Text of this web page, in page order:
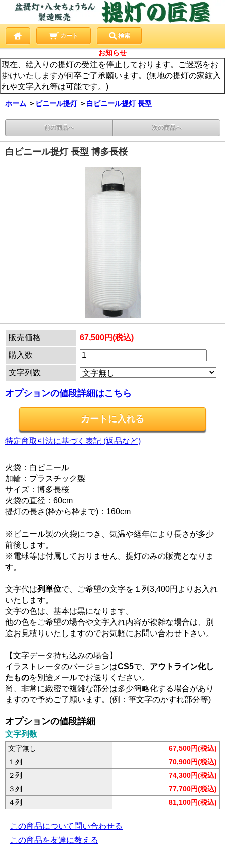
カート 検索
お知らせ
現在、絵入りの提灯の受注を停止しております。ご迷惑をお
掛けいたしますが何卒ご了承願います。(無地の提灯の家紋入
れや文字入れ等は可能です。)
ホーム ＞ ビニール提灯 ＞ 白ビニール提灯 長型
前の商品へ 次の商品へ
白ビニール提灯 長型 博多長桜
販売価格 67,500円(税込)
購入数
文字列数
オプションの値段詳細はこちら
特定商取引法に基づく表記 (返品など)
火袋：白ビニール
加輪：プラスチック製
サイズ：博多長桜
火袋の直径：60cm
提灯の長さ(枠から枠まで)：160cm
※ビニール製の火袋につき、気温や経年により長さが多少
前後します。
※電球等は付属しておりません。提灯のみの販売となりま
す。
文字代は列単位で、ご希望の文字を１列3,400円よりお入れ
いたします。
文字の色は、基本は黒になります。
他の色をご希望の場合や文字入れ内容が複雑な場合は、別
途お見積りいたしますのでお気軽にお問い合わせ下さい。
【文字データ持ち込みの場合】
イラストレータのバージョンはCS5で、 アウトライン化し
たものを別途メールでお送りください。
尚、非常に緻密で複雑な部分は多少簡略化する場合があり
ますので予めご了願います。(例：筆文字のかすれ部分等)
オプションの値段詳細
文字列数
文字無し
67,500円(税込)
１列
70,900円(税込)
２列
74,300円(税込)
３列
77,700円(税込)
４列
81,100円(税込)
この商品について問い合わせる
この商品を友達に教える